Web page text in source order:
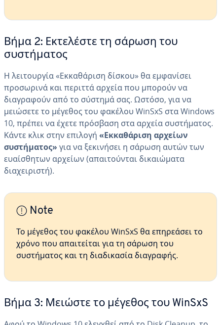
Βήμα 2: Εκτελέστε τη σάρωση του
συστήματος
Η λειτουργία «Εκκαθάριση δίσκου» θα εμφανίσει
προσωρινά και περιττά αρχεία που μπορούν να
διαγραφούν από το σύστημά σας. Ωστόσο, για να
μειώσετε το μέγεθος του φακέλου WinSxS στα Windows
10, πρέπει να έχετε πρόσβαση στα αρχεία συστήματος.
Κάντε κλικ στην επιλογή «Εκκαθάριση αρχείων
συστήματος» για να ξεκινήσει η σάρωση αυτών των
ευαίσθητων αρχείων (απαιτούνται δικαιώματα
διαχειριστή).
Note
Το μέγεθος του φακέλου WinSxS θα επηρεάσει το
χρόνο που απαιτείται για τη σάρωση του
συστήματος και τη διαδικασία διαγραφής.
Βήμα 3: Μειώστε το μέγεθος του WinSxS